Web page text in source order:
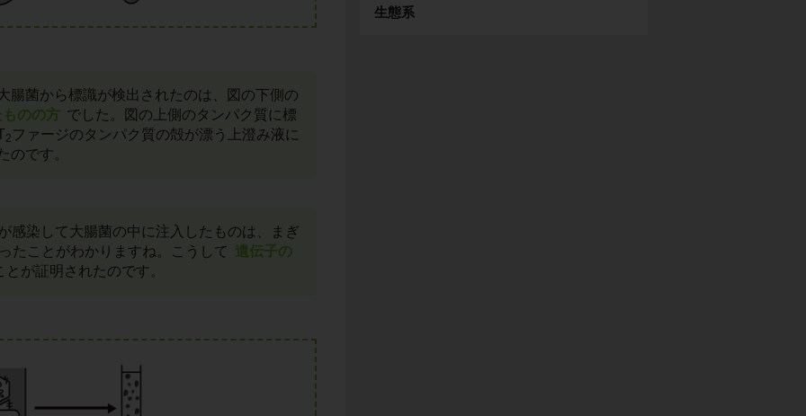
腸菌から標識が検出されたのは、図の下側の
のの方 でした。図の上側のタンパク質に標
2 ファージのタンパク質の殻が漂う上澄み液に
のです。
感染して大腸菌の中に注入したものは、まぎ
たことがわかりますね。こうして 遺伝子の
が証明されたのです。
生態系